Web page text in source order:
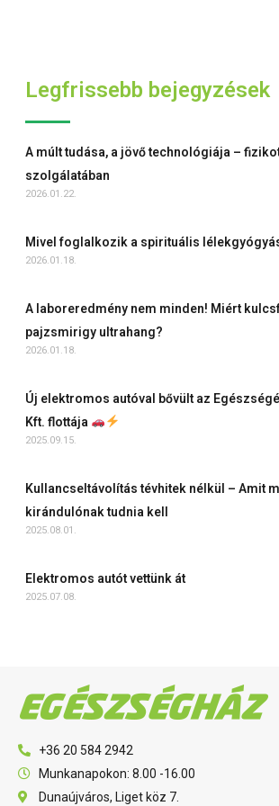
Legfrissebb bejegyzések
A múlt tudása, a jövő technológiája –
szolgálatában
2026.01.22.
Mivel foglalkozik a spirituális
2026.01.18.
A laboreredmény nem minden! Miért
pajzsmirigy ultrahang?
2026.01.18.
Új elektromos autóval bővült az
Kft. flottája
2025.09.15.
Kullancseltávolítás tévhitek nélkül – Amit
kirándulónak tudnia kell
2025.08.01.
Elektromos autót vettünk át
2025.07.08.
+36 20 584 2942
Munkanapokon: 8.00 -16.00
Dunaújváros, Liget köz 7.